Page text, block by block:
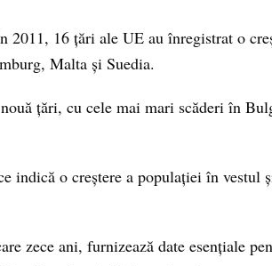
2011, 16 țări ale UE au înregistrat o
Malta și Suedia.
țări, cu cele mai mari scăderi în
indică o creștere a populației în vestul
zece ani, furnizează date esențiale